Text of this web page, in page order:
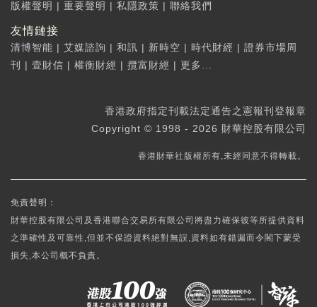
版權聲明 | 重要聲明 | 私隱政策 | 聯絡我們
友情鏈接
清博智能 | 艾媒諮詢 | 和訊 | 新時空 | 時代財經 | 證券市場周
刊
| 壹財信 | 權衡財經 | 攬富財經 | 更多...
香港政府指定刊載法定通告之憲報刊登報章
Copyright © 1998 - 2026 財華控股有限公司
香港財華社版權所有,未經同意不得轉載。
免責聲明：
財華控股有限公司及香港聯合交易所有限公司將盡力確保彼等所提供資料
之準確性及可靠性,但並不保證資料絕對無誤,資料如有錯漏而令閣下蒙受
損失,本公司概不負責。